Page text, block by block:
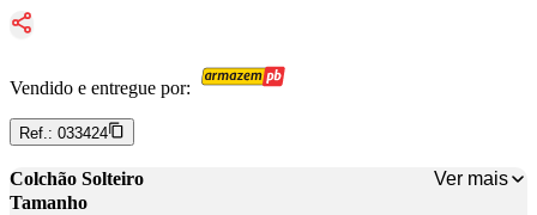
Vendido e entregue por:
Ref.: 033424
Colchão Solteiro
Ver mais
Tamanho